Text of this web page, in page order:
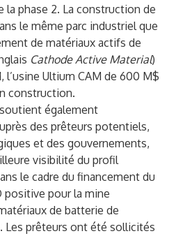
la phase 2. La construction de
le même parc industriel que
de matériaux actifs de
Cathode Active Material)
l’usine Ultium CAM de 600 M$
construction.
soutient également
des prêteurs potentiels,
et des gouvernements,
visibilité du profil
le cadre du financement du
positive pour la mine
de batterie de
Les prêteurs ont été sollicités